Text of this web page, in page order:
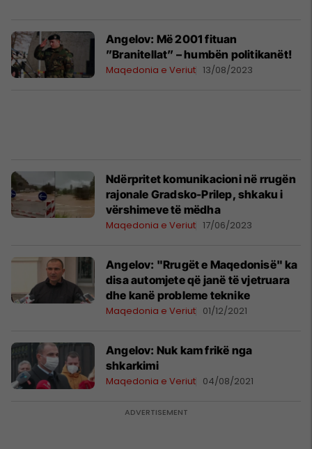
Angelov: Më 2001 fituan
”Branitellat” – humbën politikanët!
Maqedonia e Veriut 13/08/2023
Ndërpritet komunikacioni në rrugën
rajonale Gradsko-Prilep, shkaku i
vërshimeve të mëdha
Maqedonia e Veriut 17/06/2023
Angelov: "Rrugët e Maqedonisë" ka
disa automjete që janë të vjetruara
dhe kanë probleme teknike
Maqedonia e Veriut 01/12/2021
Angelov: Nuk kam frikë nga
shkarkimi
Maqedonia e Veriut 04/08/2021